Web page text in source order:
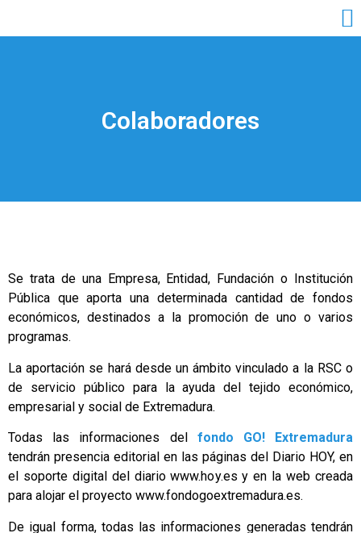
Colaboradores
Se trata de una Empresa, Entidad, Fundación o Institución
Pública que aporta una determinada cantidad de fondos
económicos, destinados a la promoción de uno o varios
programas.
La aportación se hará desde un ámbito vinculado a la RSC o
de servicio público para la ayuda del tejido económico,
empresarial y social de Extremadura.
Todas las informaciones del fondo GO! Extremadura
tendrán presencia editorial en las páginas del Diario HOY, en
el soporte digital del diario www.hoy.es y en la web creada
para alojar el proyecto www.fondogoextremadura.es.
De igual forma, todas las informaciones generadas tendrán